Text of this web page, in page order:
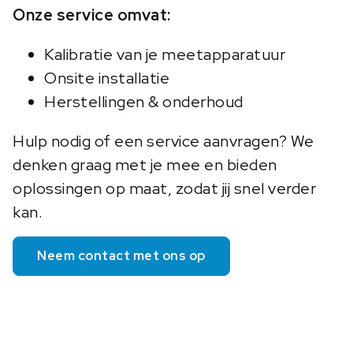
Onze service omvat:
Kalibratie van je meetapparatuur
Onsite installatie
Herstellingen & onderhoud
Hulp nodig of een service aanvragen? We
denken graag met je mee en bieden
oplossingen op maat, zodat jij snel verder
kan.
Neem contact met ons op